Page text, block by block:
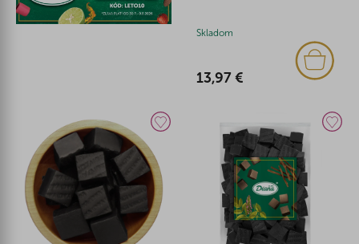
Skladom
13,97 €